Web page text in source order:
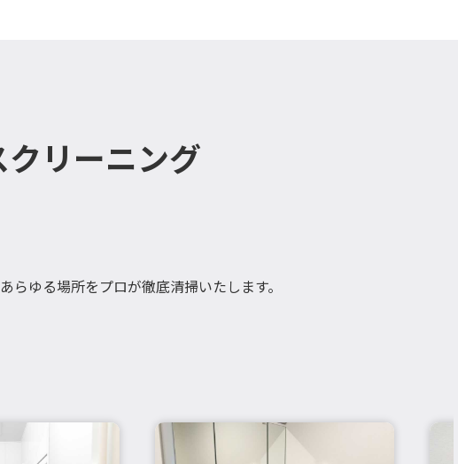
リーニング
ゆる場所をプロが徹底清掃いたします。